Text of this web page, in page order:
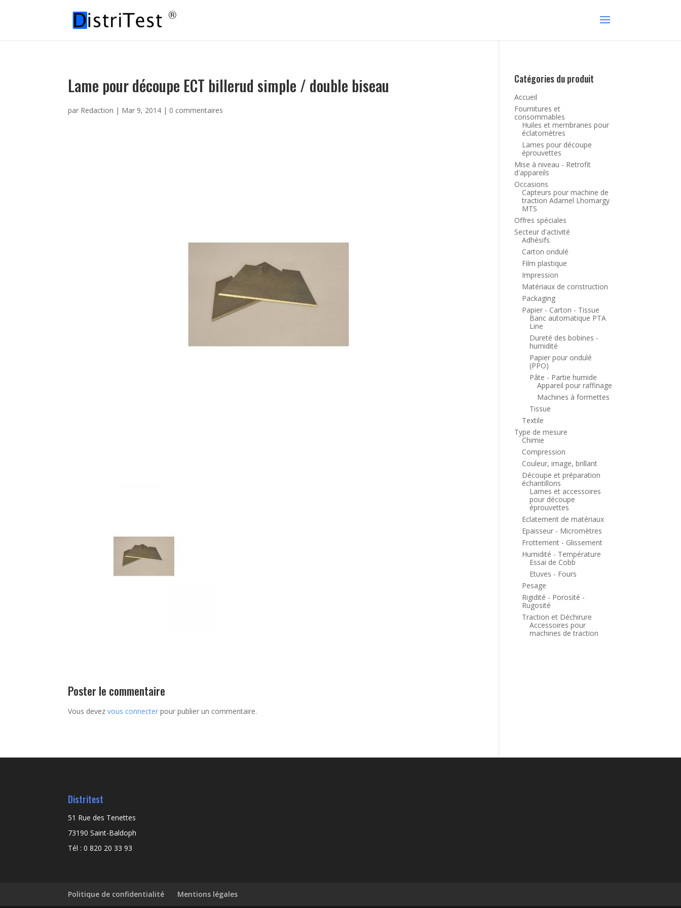
Lame pour découpe ECT billerud simple / double biseau
par Redaction | Mar 9, 2014 | 0 commentaires
Poster le commentaire
Vous devezvous connecter pour publier un commentaire.
Catégories du produit
Accueil
Fournitures et
consommables
Huiles et membranes pour
éclatomètres
Lames pour découpe
éprouvettes
Mise à niveau - Retrofit
d'appareils
Occasions
Capteurs pour machine de
traction Adamel Lhomargy
MTS
Offres spéciales
Secteur d'activité
Adhésifs
Carton ondulé
Film plastique
Impression
Matériaux de construction
Packaging
Papier - Carton - Tissue
Banc automatique PTA
Line
Dureté des bobines -
humidité
Papier pour ondulé
(PPO)
Pâte - Partie humide
Appareil pour raffinage
Machines à formettes
Tissue
Textile
Type de mesure
Chimie
Compression
Couleur, image, brillant
Découpe et préparation
échantillons
Lames et accessoires
pour découpe
éprouvettes
Eclatement de matériaux
Epaisseur - Micromètres
Frottement - Glissement
Humidité - Température
Essai de Cobb
Etuves - Fours
Pesage
Rigidité - Porosité -
Rugosité
Traction et Déchirure
Accessoires pour
machines de traction
Distritest
51 Rue des Tenettes
73190 Saint-Baldoph
Tél : 0 820 20 33 93
Politique de confidentialité Mentions légales